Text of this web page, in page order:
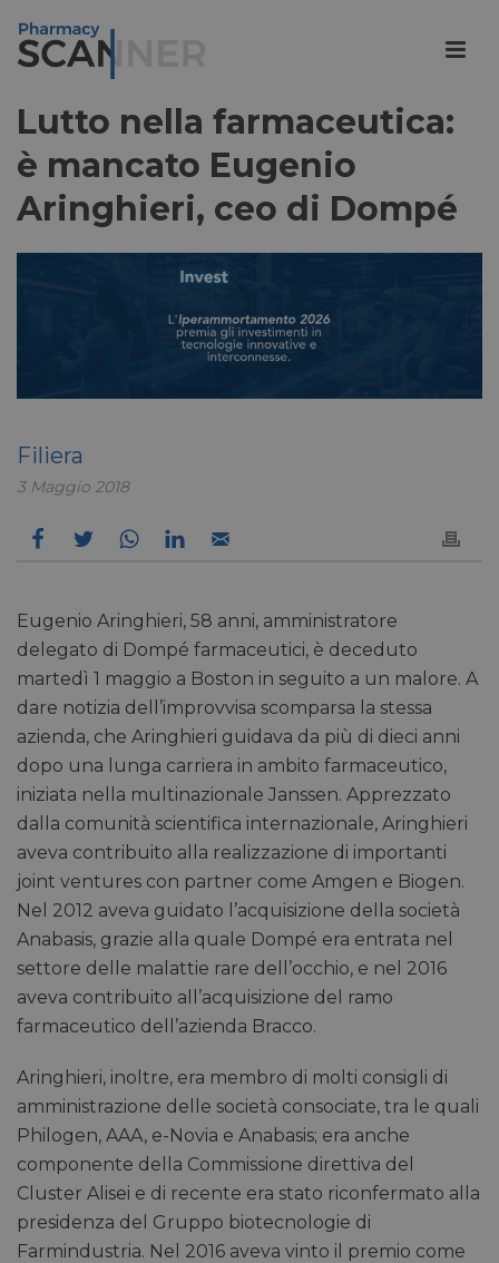
Lutto nella farmaceutica:
è mancato Eugenio
Aringhieri, ceo di Dompé
Filiera
3 Maggio 2018
Eugenio Aringhieri, 58 anni, amministratore
delegato di Dompé farmaceutici, è deceduto
martedì 1 maggio a Boston in seguito a un malore. A
dare notizia dell’improvvisa scomparsa la stessa
azienda, che Aringhieri guidava da più di dieci anni
dopo una lunga carriera in ambito farmaceutico,
iniziata nella multinazionale Janssen. Apprezzato
dalla comunità scientifica internazionale, Aringhieri
aveva contribuito alla realizzazione di importanti
joint ventures con partner come Amgen e Biogen.
Nel 2012 aveva guidato l’acquisizione della società
Anabasis, grazie alla quale Dompé era entrata nel
settore delle malattie rare dell’occhio, e nel 2016
aveva contribuito all’acquisizione del ramo
farmaceutico dell’azienda Bracco.
Aringhieri, inoltre, era membro di molti consigli di
amministrazione delle società consociate, tra le quali
Philogen, AAA, e-Novia e Anabasis; era anche
componente della Commissione direttiva del
Cluster Alisei e di recente era stato riconfermato alla
presidenza del Gruppo biotecnologie di
Farmindustria. Nel 2016 aveva vinto il premio come